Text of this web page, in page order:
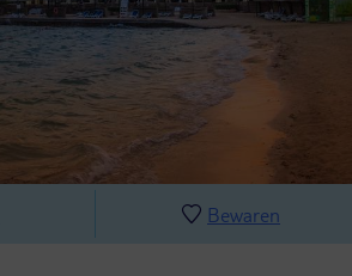
Bewaren